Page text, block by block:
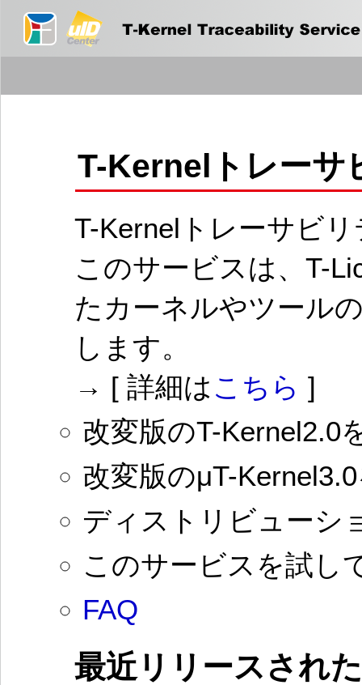
T-Kernelトレーサ
T-Kernelトレーサビ
このサービスは、T-
たカーネルやツール
します。
→ [ 詳細は こちら ]
改変版のT-Kernel2.0
改変版のμT-
ディストリビューシ
このサービスを試し
FAQ
最近リリースされ